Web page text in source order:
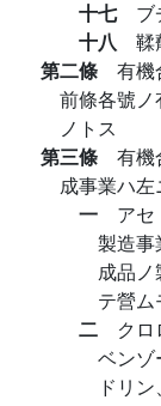
十七 ブ
十八 鞣
第二條 有機
前條各號
ノトス
第三條 有機
成事業ハ
一 アセ
製造事
成品
テ營ム
二 クロ
ベンゾ
ドリ